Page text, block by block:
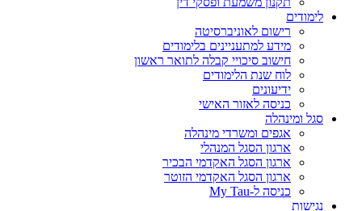
לימודים
רישום לאוניברסיטה
מידע למתעניינים בלימודים
חישוב סיכויי קבלה לתואר ראשון
לוח שנת הלימודים
ידיעונים
כניסה לאזור האישי
סגל ומינהלה
אגפים ומשרדי מינהלה
ארגון הסגל המנהלי
ארגון הסגל האקדמי הבכיר
ארגון הסגל האקדמי הזוטר
כניסה ל-My Tau
נגישות